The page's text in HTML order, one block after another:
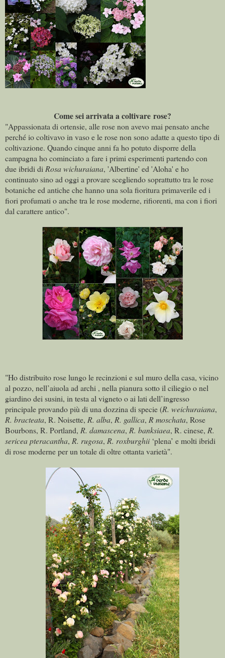
Come sei arrivata a coltivare rose?
"Appassionata di ortensie, alle rose non avevo mai pensato anche
perché io coltivavo in vaso e le rose non sono adatte a questo tipo di
coltivazione. Quando cinque anni fa ho potuto disporre della
campagna ho cominciato a fare i primi esperimenti partendo con
due ibridi di Rosa wichuraiana, 'Albertine' ed 'Aloha' e ho
continuato sino ad oggi a provare scegliendo soprattutto tra le rose
botaniche ed antiche che hanno una sola fioritura primaverile ed i
fiori profumati o anche tra le rose moderne, rifiorenti, ma con i fiori
dal carattere antico".
"Ho distribuito rose lungo le recinzioni e sul muro della casa, vicino
al pozzo, nell’aiuola ad archi , nella pianura sotto il ciliegio o nel
giardino dei susini, in testa al vigneto o ai lati dell’ingresso
principale provando più di una dozzina di specie (R. weichuraiana,
R. bracteata, R. Noisette, R. alba, R. gallica, R moschata, Rose
Bourbons, R. Portland, R. damascena, R. banksiaea, R. cinese, R.
sericea pteracantha, R. rugosa, R. roxburghii‘plena’ e molti ibridi
di rose moderne per un totale di oltre ottanta varietà".